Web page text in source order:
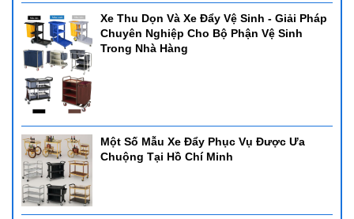
Xe Thu Dọn Và Xe Đẩy Vệ Sinh - Giải Pháp
Chuyên Nghiệp Cho Bộ Phận Vệ Sinh
Trong Nhà Hàng
Một Số Mẫu Xe Đẩy Phục Vụ Được Ưa
Chuộng Tại Hồ Chí Minh